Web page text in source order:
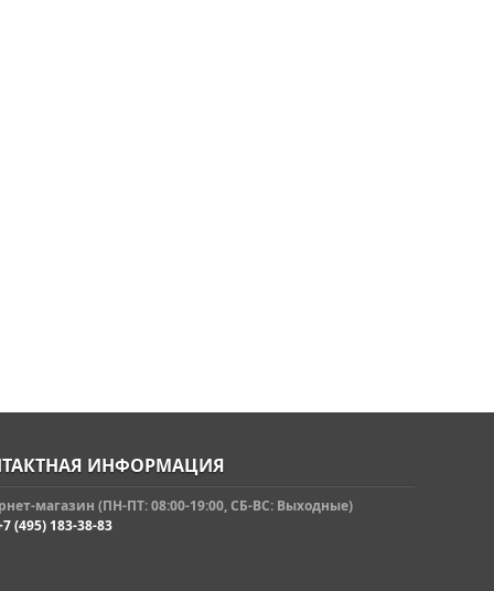
ИНФОРМАЦИЯ
магазин (ПН-ПТ: 08:00-19:00, СБ-ВС: Выходные)
(495) 183-38-83